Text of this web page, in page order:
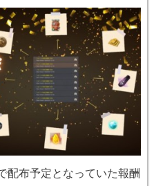
配布予定となっていた報酬